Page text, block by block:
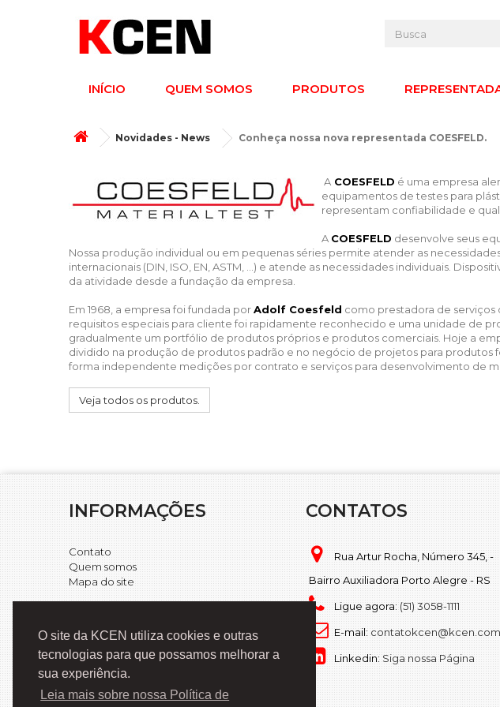
O site da KCEN utiliza cookies e outras
tecnologias para que possamos melhorar a
sua experiência.
Leia mais sobre nossa Política de
INÍCIO QUEM SOMOS PRODUTOS
Novidades - News Conheça nossa nova representada COESFELD.
A COESFELD é uma empresa
equipamentos de testes para
representam confiabilidade e
A COESFELD desenvolve seus
Nossa produção individual ou em pequenas séries permite atender as
internacionais (DIN, ISO, EN, ASTM, ...) e atende as necessidades individuais.
da atividade desde a fundação da empresa.
Em 1968, a empresa foi fundada porAdolf Coesfeld como prestadora de
requisitos especiais para cliente foi rapidamente reconhecido e uma unidade de
gradualmente um portfólio de produtos próprios e produtos comerciais. Hoje a
dividido na produção de produtos padrão e no negócio de projetos para produtos
forma independente medições por contrato e serviços para desenvolvimento de
Veja todos os produtos.
INFORMAÇÕES
Contato
Quem somos
Mapa do site
CONTATOS
Rua Artur Rocha, Número 345, -
Bairro Auxiliadora Porto Alegre - RS
Ligue agora:(51) 3058-1111
E-mail:
Linkedin:Siga nossa Página